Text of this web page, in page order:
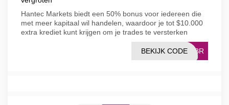
Hantec Markets biedt een 50% bonus voor iedereen die
met meer kapitaal wil handelen, waardoor je tot $10.000
extra krediet kunt krijgen om je trades te versterken
PTBR
BEKIJK CODE